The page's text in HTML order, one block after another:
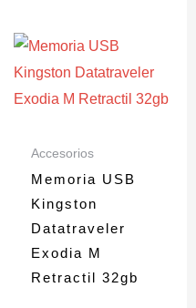
Accesorios
Memoria USB
Kingston
Datatraveler
Exodia M
Retractil 32gb